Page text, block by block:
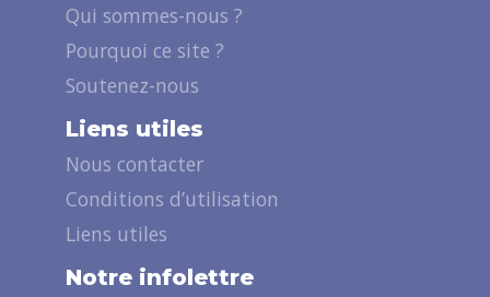
Qui sommes-nous ?
Pourquoi ce site ?
Soutenez-nous
Liens utiles
Nous contacter
Conditions d’utilisation
Liens utiles
Notre infolettre